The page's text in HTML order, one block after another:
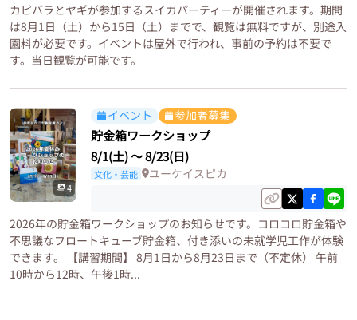
カピバラとヤギが参加するスイカパーティーが開催されます。期間
は8月1日（土）から15日（土）までで、観覧は無料ですが、別途入
園料が必要です。イベントは屋外で行われ、事前の予約は不要で
す。当日観覧が可能です。
4
イベント 参加者募集
貯金箱ワークショップ
8/1(土)〜8/23(日)
文化・芸能 ユーケイスピカ
2026年の貯金箱ワークショップのお知らせです。コロコロ貯金箱や
不思議なフロートキューブ貯金箱、付き添いの未就学児工作が体験
できます。 【講習期間】 8月1日から8月23日まで（不定休） 午前
10時から12時、午後1時...